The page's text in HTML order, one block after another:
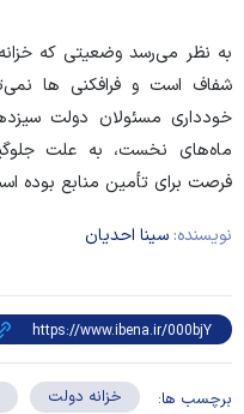
به نظر می‌رسد وضعیتی که
شفاف است و فرافکنی ها
خودداری مسئولان دولت
ماه‌های نخست، به علت
فرصت برای تأمین منابع بوده
نویسنده: سینا احدیان
برچسب ها: خزانه دولت